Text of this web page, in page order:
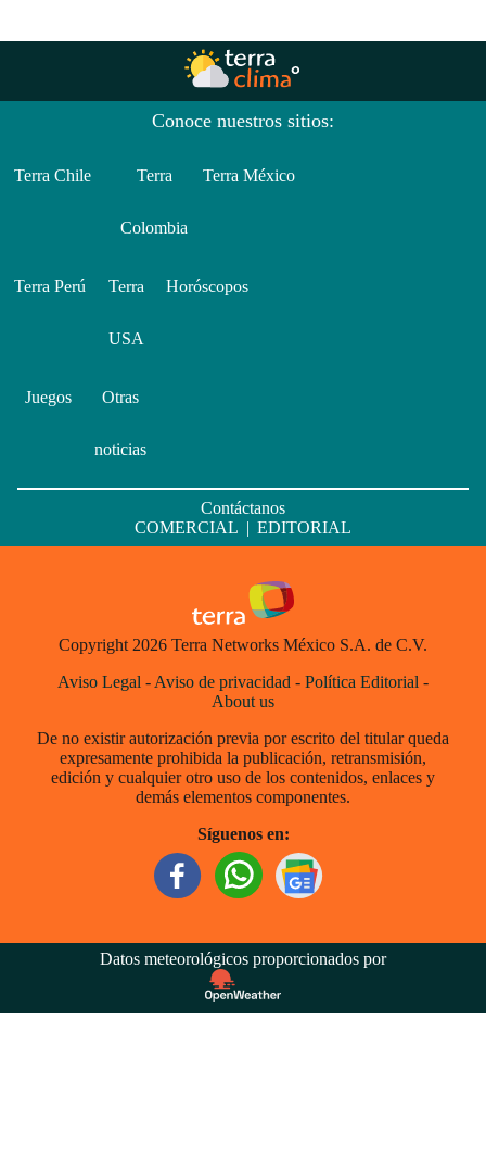
Conoce nuestros sitios:
Terra Chile Terra
Colombia
Terra México
Terra Perú Terra
USA
Horóscopos
Juegos Otras
noticias
Contáctanos
COMERCIAL | EDITORIAL
Copyright 2026 Terra Networks México S.A. de C.V.
Aviso Legal - Aviso de privacidad - Política Editorial -
About us
De no existir autorización previa por escrito del titular queda
expresamente prohibida la publicación, retransmisión,
edición y cualquier otro uso de los contenidos, enlaces y
demás elementos componentes.
Síguenos en:
Datos meteorológicos proporcionados por